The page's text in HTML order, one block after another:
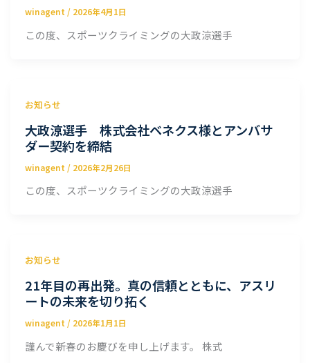
winagent / 2026年4月1日
この度、スポーツクライミングの大政涼選手
お知らせ
大政涼選手 株式会社ベネクス様とアンバサ
ダー契約を締結
winagent / 2026年2月26日
この度、スポーツクライミングの大政涼選手
お知らせ
21年目の再出発。真の信頼とともに、アスリ
ートの未来を切り拓く
winagent / 2026年1月1日
謹んで新春のお慶びを申し上げます。 株式